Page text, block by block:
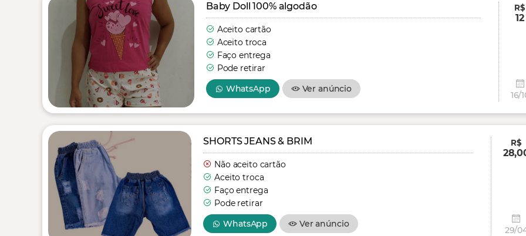
Baby Doll 100% algodão
Aceito cartão
Aceito troca
Faço entrega
Pode retirar
WhatsApp
Ver anúncio
R$
12
16/
SHORTS JEANS & BRIM
Não aceito cartão
Aceito troca
Faço entrega
Pode retirar
WhatsApp
Ver anúncio
R$
29/